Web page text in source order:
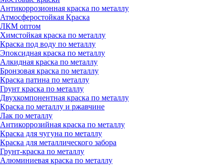
Антикоррозионная краска по металлу
Атмосферостойкая Краска
ЛКМ оптом
Химстойкая краска по металлу
Краска под воду по металлу
Эпоксидная краска по металлу
Алкидная краска по металлу
Бронзовая краска по металлу
Краска патина по металлу
Грунт краска по металлу
Двухкомпонентная краска по металлу
Краска по металлу и ржавчине
Лак по металлу
Антикоррозийная краска по металлу
Краска для чугуна по металлу
Краска для металлического забора
Грунт-краска по металлу
Алюминиевая краска по металлу